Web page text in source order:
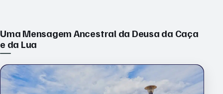
Uma Mensagem Ancestral da Deusa da Caça
e da Lua